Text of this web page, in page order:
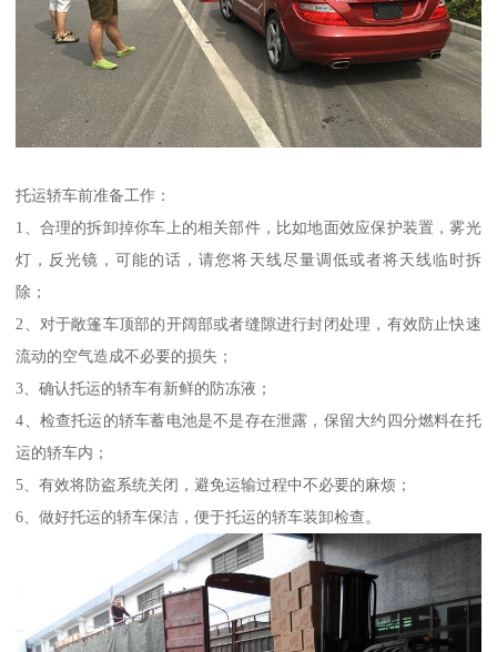
托运轿车前准备工作：
1、合理的拆卸掉你车上的相关部件，比如地面效应保护装置，雾光
灯，反光镜，可能的话，请您将天线尽量调低或者将天线临时拆
除；
2、对于敞篷车顶部的开阔部或者缝隙进行封闭处理，有效防止快速
流动的空气造成不必要的损失；
3、确认托运的轿车有新鲜的防冻液；
4、检查托运的轿车蓄电池是不是存在泄露，保留大约四分燃料在托
运的轿车内；
5、有效将防盗系统关闭，避免运输过程中不必要的麻烦；
6、做好托运的轿车保洁，便于托运的轿车装卸检查。